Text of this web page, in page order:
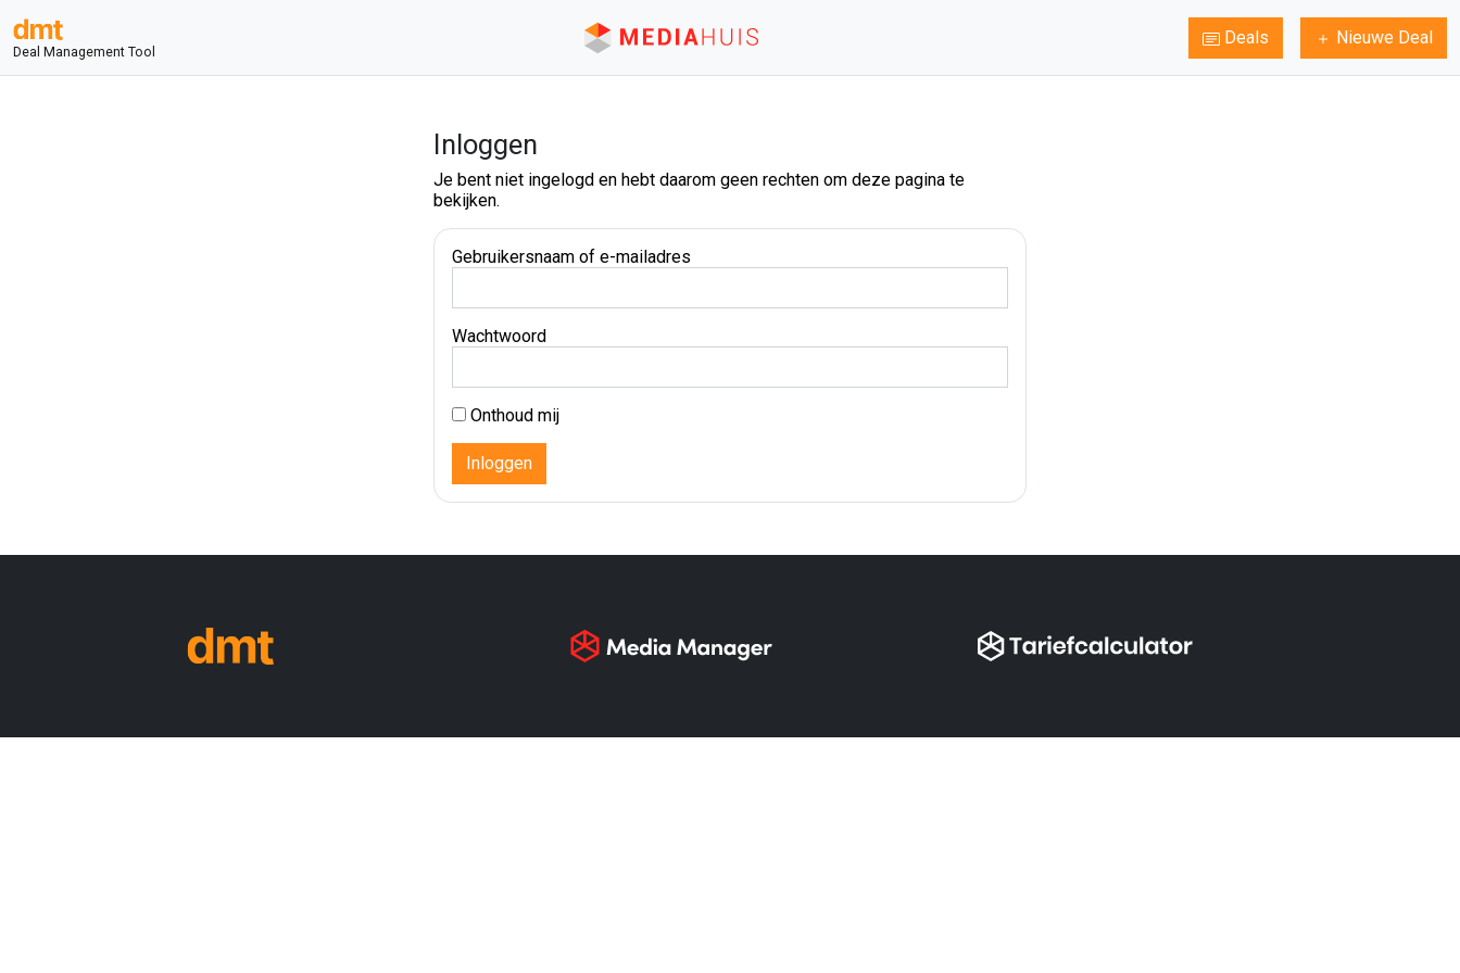
Deal Management Tool
Deals Nieuwe Deal
Inloggen
Je bent niet ingelogd en hebt daarom geen rechten om deze pagina te
bekijken.
Gebruikersnaam of e-mailadres
Wachtwoord
Onthoud mij